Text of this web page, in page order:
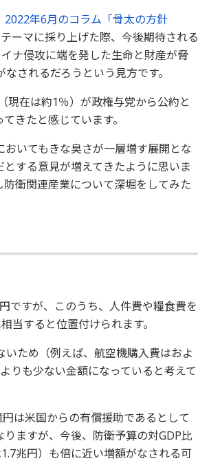
2022年6月のコラム「骨太の方針
ーマに採り上げた際、今後期待される
ナ侵攻に端を発した生命と財産が脅
されるだろうという見方です。
現在は約1％）が政権与党から公約と
きたと感じています。
いてもきな臭さが一層増す展開とな
する意見が増えてきたように思いま
衛関連産業について深堀をしてみた
ですが、このうち、人件費や糧食費を
当すると位置付けられます。
ため（例えば、航空機購入費はおよ
りも少ない金額になっていると考えて
は米国からの有償援助であるとして
ますが、今後、防衛予算の対GDP比
兆円）も倍に近い増額がなされる可